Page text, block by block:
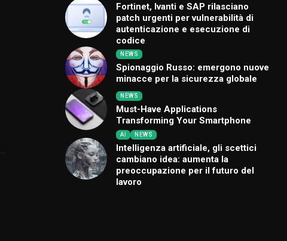
Fortinet, Ivanti e SAP rilasciano
patch urgenti per vulnerabilità di
autenticazione e esecuzione di
codice
NEWS
Spionaggio Russo: emergono nuove
minacce per la sicurezza globale
NEWS
Must-Have Applications
Transforming Your Smartphone
AI NEWS
Intelligenza artificiale, gli scettici
cambiano idea: aumenta la
preoccupazione per il futuro del
lavoro